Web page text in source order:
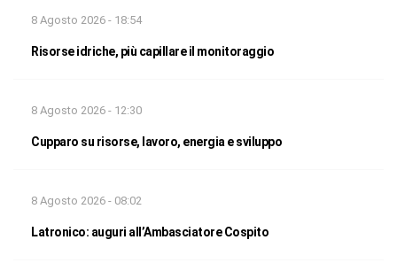
8 Agosto 2026 - 18:54
Risorse idriche, più capillare il monitoraggio
8 Agosto 2026 - 12:30
Cupparo su risorse, lavoro, energia e sviluppo
8 Agosto 2026 - 08:02
Latronico: auguri all’Ambasciatore Cospito